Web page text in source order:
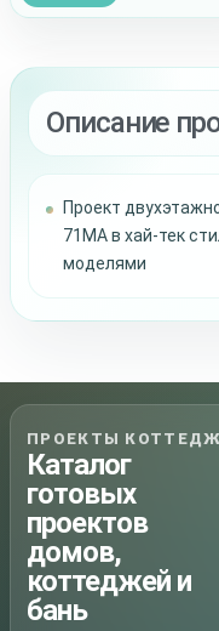
Описание
Проект
71MA в хай-тек
моделями
ПРОЕКТЫ
Каталог
готовых
проектов
домов,
коттеджей и
бань